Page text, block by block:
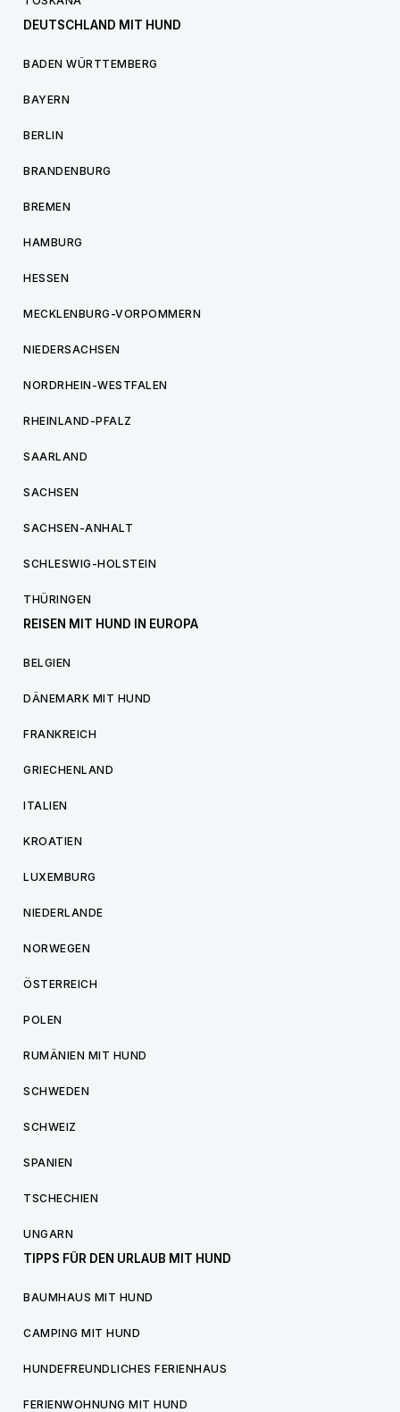
DEUTSCHLAND MIT HUND
BADEN WÜRTTEMBERG
BAYERN
BERLIN
BRANDENBURG
BREMEN
HAMBURG
HESSEN
MECKLENBURG-VORPOMMERN
NIEDERSACHSEN
NORDRHEIN-WESTFALEN
RHEINLAND-PFALZ
SAARLAND
SACHSEN
SACHSEN-ANHALT
SCHLESWIG-HOLSTEIN
THÜRINGEN
REISEN MIT HUND IN EUROPA
BELGIEN
DÄNEMARK MIT HUND
FRANKREICH
GRIECHENLAND
ITALIEN
KROATIEN
LUXEMBURG
NIEDERLANDE
NORWEGEN
ÖSTERREICH
POLEN
RUMÄNIEN MIT HUND
SCHWEDEN
SCHWEIZ
SPANIEN
TSCHECHIEN
UNGARN
TIPPS FÜR DEN URLAUB MIT HUND
BAUMHAUS MIT HUND
CAMPING MIT HUND
HUNDEFREUNDLICHES FERIENHAUS
FERIENWOHNUNG MIT HUND